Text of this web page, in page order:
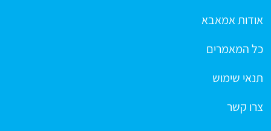
אודות אמאבא
כל המאמרים
תנאי שימוש
צרו קשר